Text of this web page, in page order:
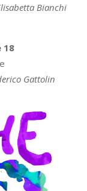
Bianchi
18
Gattolin